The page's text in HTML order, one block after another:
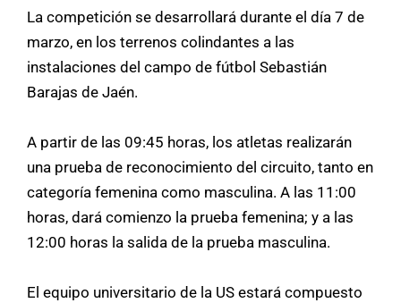
La competición se desarrollará durante el día 7 de
marzo, en los terrenos colindantes a las
instalaciones del campo de fútbol Sebastián
Barajas de Jaén.
A partir de las 09:45 horas, los atletas realizarán
una prueba de reconocimiento del circuito, tanto en
categoría femenina como masculina. A las 11:00
horas, dará comienzo la prueba femenina; y a las
12:00 horas la salida de la prueba masculina.
El equipo universitario de la US estará compuesto